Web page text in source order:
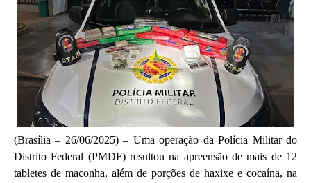
(Brasília – 26/06/2025) – Uma operação da Polícia Militar do
Distrito Federal (PMDF) resultou na apreensão de mais de 12
tabletes de maconha, além de porções de haxixe e cocaína, na